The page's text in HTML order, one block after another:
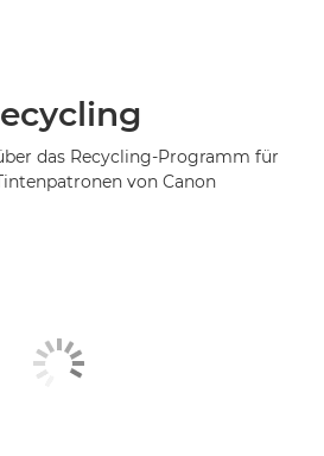
das Recycling-Programm für
von Canon